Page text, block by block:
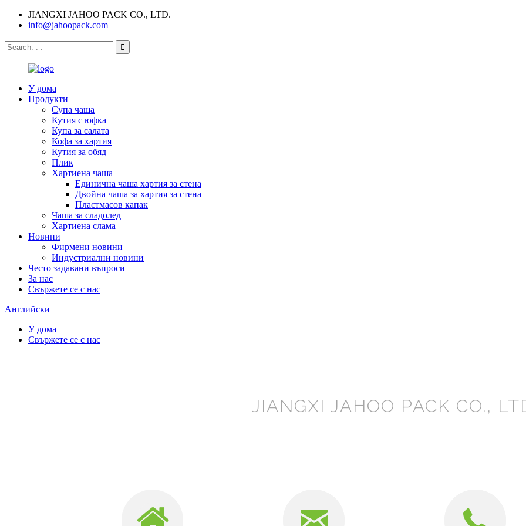
JIANGXI JAHOO PACK CO., LTD.
info@jahoopack.com
У дома
Продукти
Супа чаша
Кутия с юфка
Купа за салата
Кофа за хартия
Кутия за обяд
Плик
Хартиена чаша
Единична чаша хартия за стена
Двойна чаша за хартия за стена
Пластмасов капак
Чаша за сладолед
Хартиена слама
Новини
Фирмени новини
Индустриални новини
Често задавани въпроси
За нас
Свържете се с нас
Английски
У дома
Свържете се с нас
JIANGXI JAHOO PACK CO.,